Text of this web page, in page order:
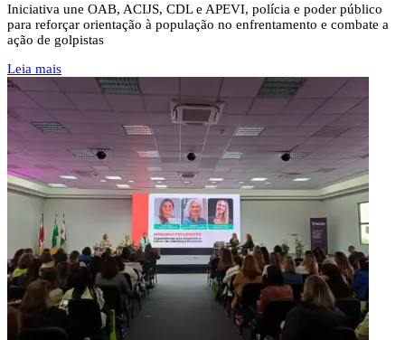
Iniciativa une OAB, ACIJS, CDL e APEVI, polícia e poder público
para reforçar orientação à população no enfrentamento e combate a
ação de golpistas
Leia mais